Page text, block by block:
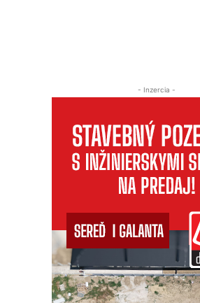
- Inzercia -